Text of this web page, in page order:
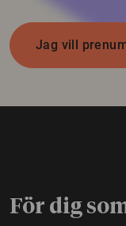
Jag vill
För dig